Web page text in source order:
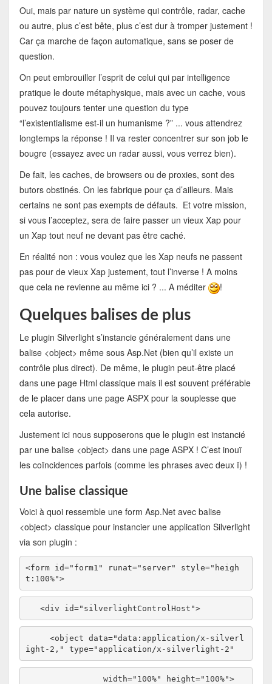
Oui, mais par nature un système qui contrôle, radar, cache
ou autre, plus c’est bête, plus c’est dur à tromper justement !
Car ça marche de façon automatique, sans se poser de
question.
On peut embrouiller l’esprit de celui qui par intelligence
pratique le doute métaphysique, mais avec un cache, vous
pouvez toujours tenter une question du type
“l’existentialisme est-il un humanisme ?” ... vous attendrez
longtemps la réponse ! Il va rester concentrer sur son job le
bougre (essayez avec un radar aussi, vous verrez bien).
De fait, les caches, de browsers ou de proxies, sont des
butors obstinés. On les fabrique pour ça d’ailleurs. Mais
certains ne sont pas exempts de défauts. Et votre mission,
si vous l’acceptez, sera de faire passer un vieux Xap pour
un Xap tout neuf ne devant pas être caché.
En réalité non : vous voulez que les Xap neufs ne passent
pas pour de vieux Xap justement, tout l’inverse ! A moins
que cela ne revienne au même ici ? ... A méditer
!
Quelques balises de plus
Le plugin Silverlight s’instancie généralement dans une
balise <object> même sous Asp.Net (bien qu’il existe un
contrôle plus direct). De même, le plugin peut-être placé
dans une page Html classique mais il est souvent préférable
de le placer dans une page ASPX pour la souplesse que
cela autorise.
Justement ici nous supposerons que le plugin est instancié
par une balise <object> dans une page ASPX ! C’est inouï
les coïncidences parfois (comme les phrases avec deux ï) !
Une balise classique
Voici à quoi ressemble une form Asp.Net avec balise
<object> classique pour instancier une application Silverlight
via son plugin :
<form id="form1" runat="server" style="heigh
t:100%">
<div id="silverlightControlHost">
<object data="data:application/x-silverl
ight-2,"
type="application/x-silverlight-2"
width="100%" height="100%">